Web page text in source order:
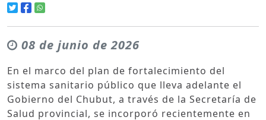
08 de junio de 2026
En el marco del plan de fortalecimiento del
sistema sanitario público que lleva adelante el
Gobierno del Chubut, a través de la Secretaría de
Salud provincial, se incorporó recientemente en